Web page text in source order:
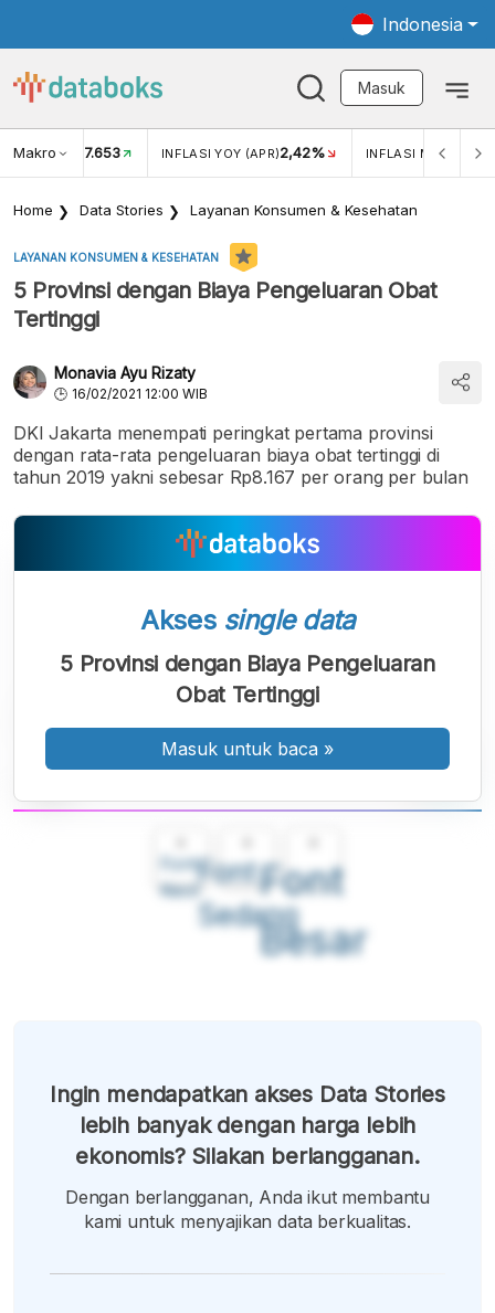
Indonesia
Masuk
Makro
USD/IDR 17.653 INFLASI YOY (APR)2,42% INFLASI MOM (APR)
Home Data Stories Layanan Konsumen & Kesehatan
LAYANAN KONSUMEN & KESEHATAN
5 Provinsi dengan Biaya Pengeluaran Obat
Tertinggi
Monavia Ayu Rizaty
16/02/2021 12:00 WIB
DKI Jakarta menempati peringkat pertama provinsi
dengan rata-rata pengeluaran biaya obat tertinggi di
tahun 2019 yakni sebesar Rp8.167 per orang per bulan
Font
Kecil
Font
Sedang
Font
Besar
Akses single data
5 Provinsi dengan Biaya Pengeluaran
Obat Tertinggi
Masuk untuk baca »
Ingin mendapatkan akses Data Stories
lebih banyak dengan harga lebih
ekonomis? Silakan berlangganan.
Dengan berlangganan, Anda ikut membantu
kami untuk menyajikan data berkualitas.